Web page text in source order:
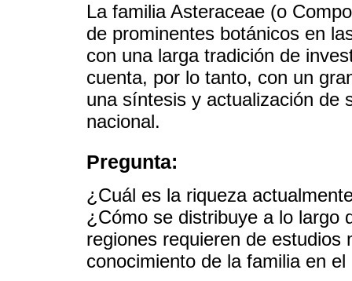
La familia Asteraceae (o
de prominentes botánicos en
con una larga tradición de
cuenta, por lo tanto, con un
una síntesis y actualización de
nacional.
Pregunta:
¿Cuál es la riqueza
¿Cómo se distribuye a lo largo
regiones requieren de estudios
conocimiento de la familia en el